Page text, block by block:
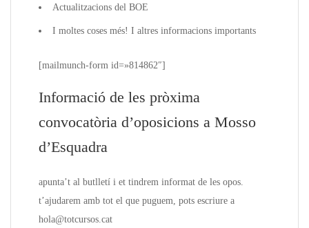
Actualitzacions del BOE
I moltes coses més! I altres informacions importants
[mailmunch-form id=»814862″]
Informació de les pròxima
convocatòria d’oposicions a Mosso
d’Esquadra
apunta’t al butlletí i et tindrem informat de les opos.
t’ajudarem amb tot el que puguem, pots escriure a
hola@totcursos.cat